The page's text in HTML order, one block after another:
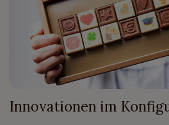
Innovationen im